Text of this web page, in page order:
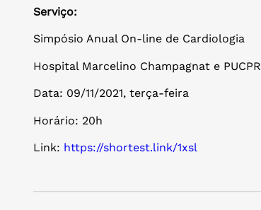
Serviço:
Simpósio Anual On-line de Cardiologia
Hospital Marcelino Champagnat e PUCPR
Data: 09/11/2021, terça-feira
Horário: 20h
Link: https://shortest.link/1xsl